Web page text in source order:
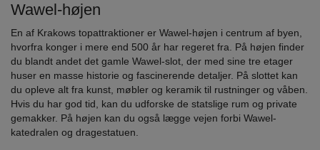
Wawel-højen
En af Krakows topattraktioner er Wawel-højen i centrum af byen,
hvorfra konger i mere end 500 år har regeret fra. På højen finder
du blandt andet det gamle Wawel-slot, der med sine tre etager
huser en masse historie og fascinerende detaljer. På slottet kan
du opleve alt fra kunst, møbler og keramik til rustninger og våben.
Hvis du har god tid, kan du udforske de statslige rum og private
gemakker. På højen kan du også lægge vejen forbi Wawel-
katedralen og dragestatuen.